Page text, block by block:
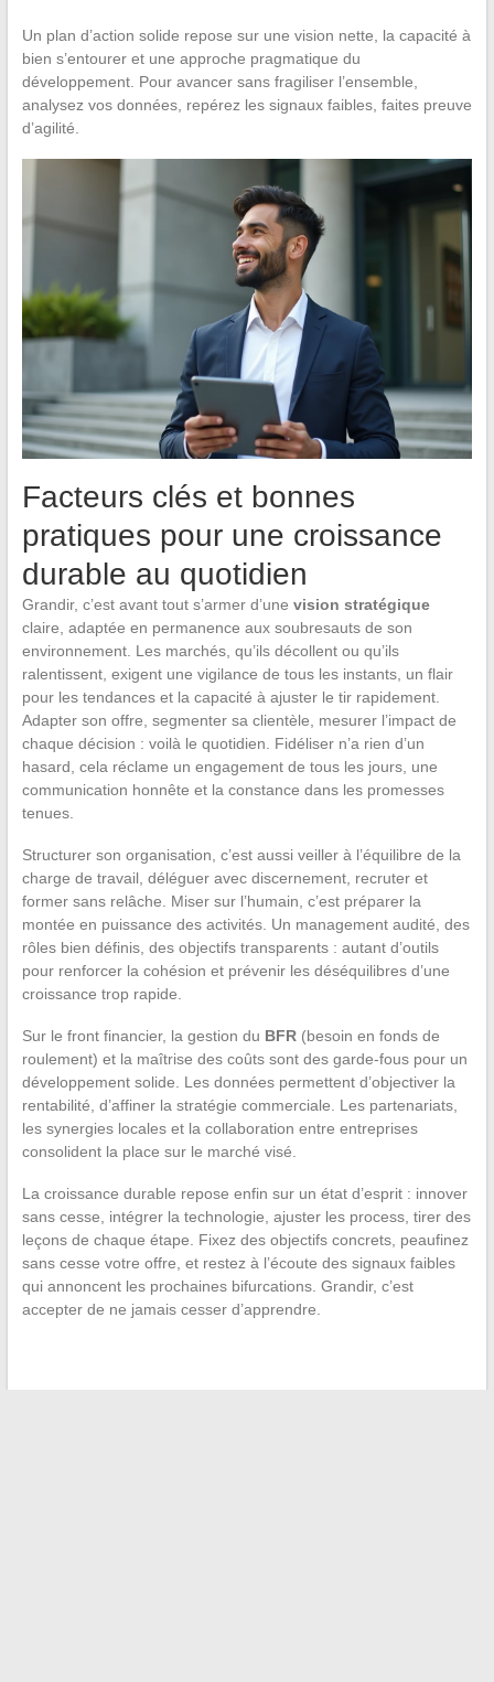
Un plan d’action solide repose sur une vision nette, la capacité à
bien s’entourer et une approche pragmatique du
développement. Pour avancer sans fragiliser l’ensemble,
analysez vos données, repérez les signaux faibles, faites preuve
d’agilité.
Facteurs clés et bonnes
pratiques pour une croissance
durable au quotidien
Grandir, c’est avant tout s’armer d’une vision stratégique
claire, adaptée en permanence aux soubresauts de son
environnement. Les marchés, qu’ils décollent ou qu’ils
ralentissent, exigent une vigilance de tous les instants, un flair
pour les tendances et la capacité à ajuster le tir rapidement.
Adapter son offre, segmenter sa clientèle, mesurer l’impact de
chaque décision : voilà le quotidien. Fidéliser n’a rien d’un
hasard, cela réclame un engagement de tous les jours, une
communication honnête et la constance dans les promesses
tenues.
Structurer son organisation, c’est aussi veiller à l’équilibre de la
charge de travail, déléguer avec discernement, recruter et
former sans relâche. Miser sur l’humain, c’est préparer la
montée en puissance des activités. Un management audité, des
rôles bien définis, des objectifs transparents : autant d’outils
pour renforcer la cohésion et prévenir les déséquilibres d’une
croissance trop rapide.
Sur le front financier, la gestion du BFR(besoin en fonds de
roulement) et la maîtrise des coûts sont des garde-fous pour un
développement solide. Les données permettent d’objectiver la
rentabilité, d’affiner la stratégie commerciale. Les partenariats,
les synergies locales et la collaboration entre entreprises
consolident la place sur le marché visé.
La croissance durable repose enfin sur un état d’esprit : innover
sans cesse, intégrer la technologie, ajuster les process, tirer des
leçons de chaque étape. Fixez des objectifs concrets, peaufinez
sans cesse votre offre, et restez à l’écoute des signaux faibles
qui annoncent les prochaines bifurcations. Grandir, c’est
accepter de ne jamais cesser d’apprendre.